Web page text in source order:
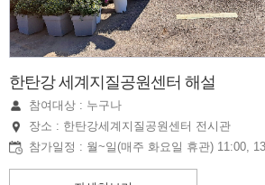
한탄강 세계지질공원센터 해설
참여대상 : 누구나
장소 : 한탄강세계지질공원센터 전시관
참가일정 : 월~일(매주 화요일 휴관) 11:00,